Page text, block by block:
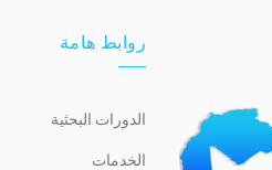
روابط هامة
الدورات البحثية
الخدمات